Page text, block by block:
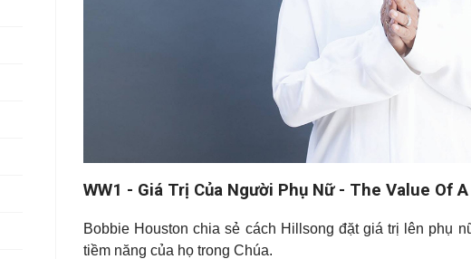
WW1 - Giá Trị Của Người Phụ Nữ - The Value Of
Bobbie Houston chia sẻ cách Hillsong đặt giá trị lên phụ
tiềm năng của họ trong Chúa.